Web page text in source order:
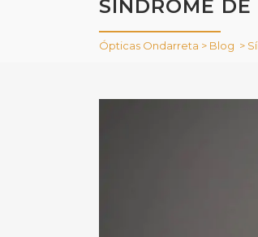
SÍNDROME DE
Ópticas Ondarreta > Blog >